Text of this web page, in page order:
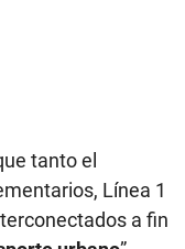
tanto el
Línea 1
a fin